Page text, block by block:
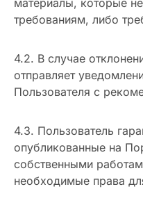
материалы, которые
требованиям, либо
4.2. В случае
отправляет
Пользователя с
4.3. Пользователь
опубликованные на
собственными
необходимые права